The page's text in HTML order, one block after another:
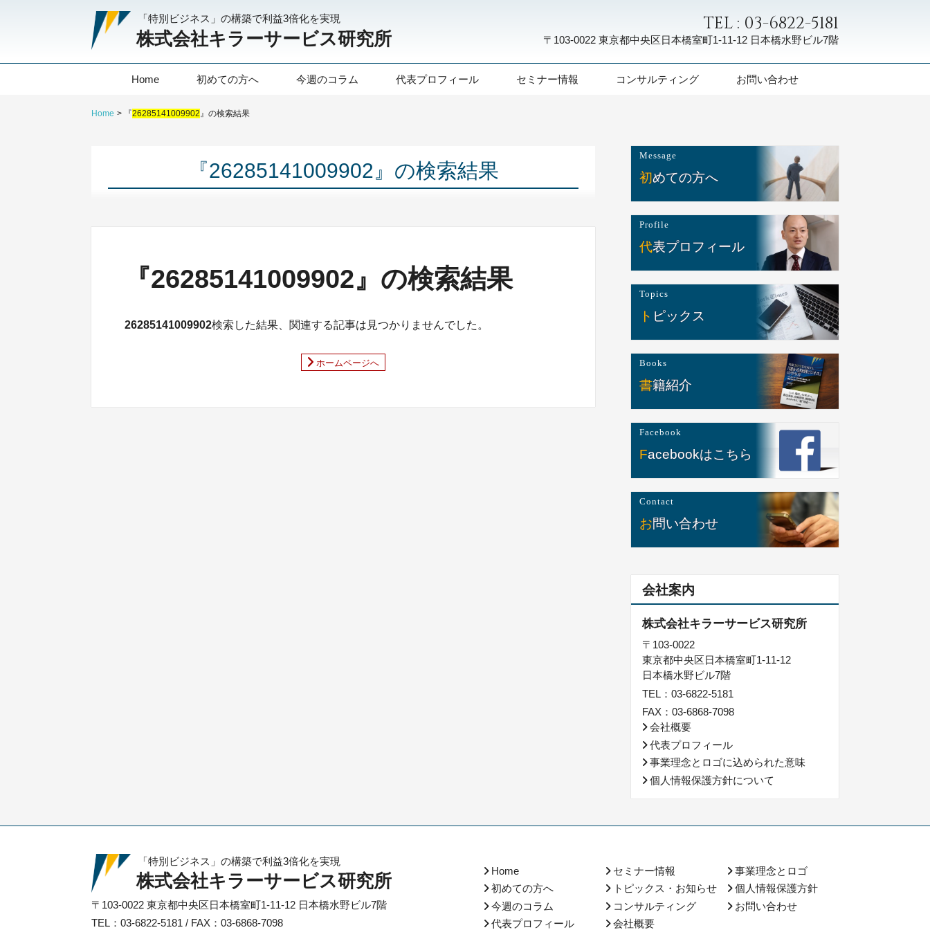
「特別ビジネス」の構築で利益3倍化を実現
株式会社キラーサービス研究所
TEL : 03-6822-5181
〒103-0022 東京都中央区日本橋室町1-11-12 日本橋水野ビル7階
Home 初めての方へ 今週のコラム 代表プロフィール セミナー情報 コンサルティング お問い合わせ
Home 『26285141009902 』の検索結果
『26285141009902』の検索結果
『26285141009902』の検索結果
26285141009902検索した結果、関連する記事は見つかりませんでした。
ホームページへ
Message
初めての方へ
Profile
代表プロフィール
Topics
トピックス
Books
書籍紹介
Facebook
Facebookはこちら
Contact
お問い合わせ
会社案内
株式会社キラーサービス研究所
〒103-0022
東京都中央区日本橋室町1-11-12
日本橋水野ビル7階
TEL：03-6822-5181
FAX：03-6868-7098
会社概要
代表プロフィール
事業理念とロゴに込められた意味
個人情報保護方針について
Home
初めての方へ
今週のコラム
代表プロフィール
セミナー情報
トピックス・お知らせ
コンサルティング
会社概要
事業理念とロゴ
個人情報保護方針
お問い合わせ
「特別ビジネス」の構築で利益3倍化を実現
株式会社キラーサービス研究所
〒103-0022 東京都中央区日本橋室町1-11-12 日本橋水野ビル7階
TEL：03-6822-5181 / FAX：03-6868-7098